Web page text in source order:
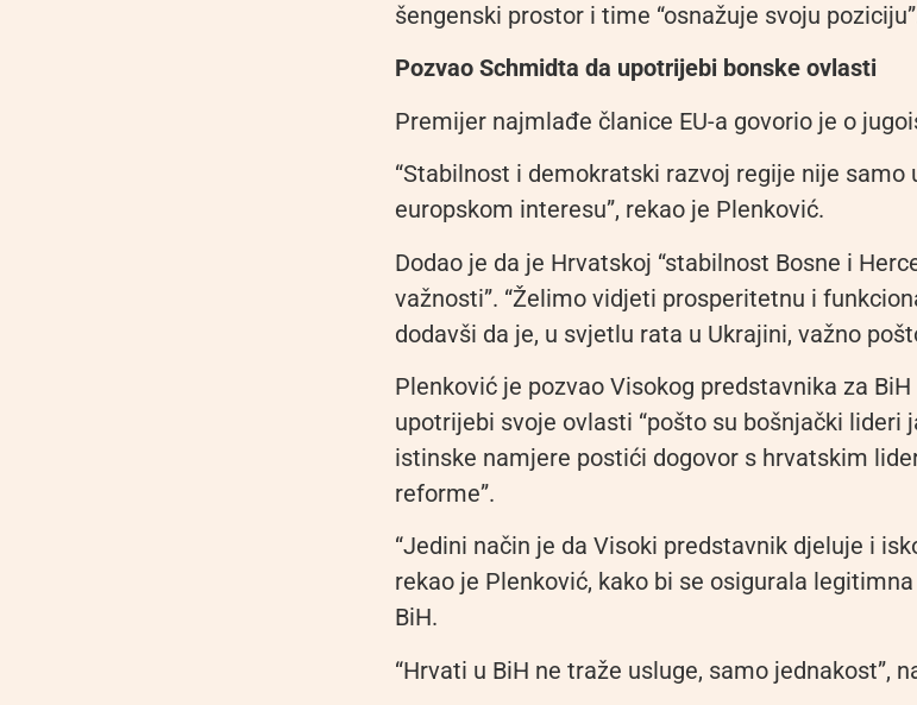
šengenski prostor i time “osnažuje svoju
Pozvao Schmidta da upotrijebi bonske ovlasti
Premijer najmlađe članice EU-a govorio je o
“Stabilnost i demokratski razvoj regije nije samo
europskom interesu”, rekao je Plenković.
Dodao je da je Hrvatskoj “stabilnost Bosne i
važnosti”. “Želimo vidjeti prosperitetnu i
dodavši da je, u svjetlu rata u Ukrajini, važno
Plenković je pozvao Visokog predstavnika za
upotrijebi svoje ovlasti “pošto su bošnjački lideri
istinske namjere postići dogovor s hrvatskim
reforme”.
“Jedini način je da Visoki predstavnik djeluje i
rekao je Plenković, kako bi se osigurala
BiH.
“Hrvati u BiH ne traže usluge, samo jednakost”,